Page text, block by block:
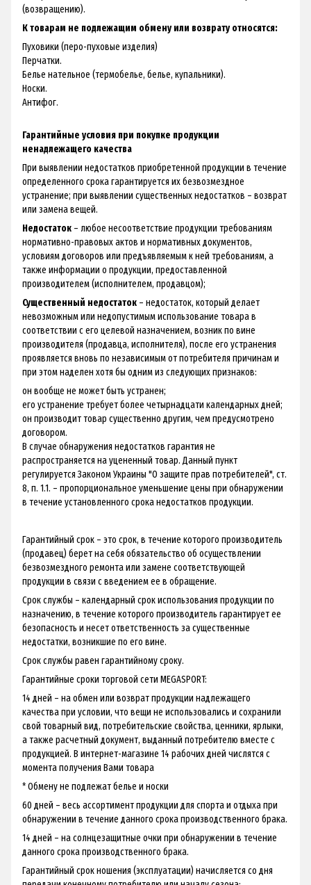
(возвращению).
К товарам не подлежащим обмену или возврату относятся:
Пуховики (перо-пуховые изделия)
Перчатки.
Белье нательное (термобелье, белье, купальники).
Носки.
Антифог.
Гарантийные условия при покупке продукции
ненадлежащего качества
При выявлении недостатков приобретенной продукции в течение
определенного срока гарантируется их безвозмездное
устранение; при выявлении существенных недостатков – возврат
или замена вещей.
Недостаток – любое несоответствие продукции требованиям
нормативно-правовых актов и нормативных документов,
условиям договоров или предъявляемым к ней требованиям, а
также информации о продукции, предоставленной
производителем (исполнителем, продавцом);
Существенный недостаток – недостаток, который делает
невозможным или недопустимым использование товара в
соответствии с его целевой назначением, возник по вине
производителя (продавца, исполнителя), после его устранения
проявляется вновь по независимым от потребителя причинам и
при этом наделен хотя бы одним из следующих признаков:
он вообще не может быть устранен;
его устранение требует более четырнадцати календарных дней;
он производит товар существенно другим, чем предусмотрено
договором.
В случае обнаружения недостатков гарантия не
распространяется на уцененный товар. Данный пункт
регулируется Законом Украины "О защите прав потребителей", ст.
8, п. 1.1. – пропорциональное уменьшение цены при обнаружении
в течение установленного срока недостатков продукции.
Гарантийный срок – это срок, в течение которого производитель
(продавец) берет на себя обязательство об осуществлении
безвозмездного ремонта или замене соответствующей
продукции в связи с введением ее в обращение.
Срок службы – календарный срок использования продукции по
назначению, в течение которого производитель гарантирует ее
безопасность и несет ответственность за существенные
недостатки, возникшие по его вине.
Срок службы равен гарантийному сроку.
Гарантийные сроки торговой сети MEGASPORT:
14 дней – на обмен или возврат продукции надлежащего
качества при условии, что вещи не использовались и сохранили
свой товарный вид, потребительские свойства, ценники, ярлыки,
а также расчетный документ, выданный потребителю вместе с
продукцией. В интернет-магазине 14 рабочих дней числятся с
момента получения Вами товара
* Обмену не подлежат белье и носки
60 дней – весь ассортимент продукции для спорта и отдыха при
обнаружении в течение данного срока производственного брака.
14 дней – на солнцезащитные очки при обнаружении в течение
данного срока производственного брака.
Гарантийный срок ношения (эксплуатации) начисляется со дня